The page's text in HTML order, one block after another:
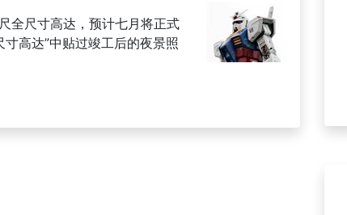
全尺寸高达，预计七月将正式
高达”中贴过竣工后的夜景照